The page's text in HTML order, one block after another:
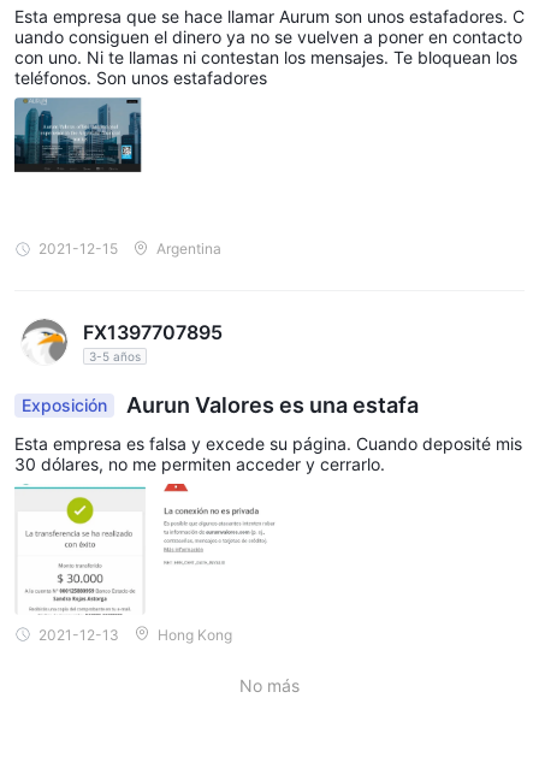
Esta empresa que se hace llamar Aurum son unos estafadores. C
uando consiguen el dinero ya no se vuelven a poner en contacto
con uno. Ni te llamas ni contestan los mensajes. Te bloquean los
teléfonos. Son unos estafadores
2021-12-15 Argentina
FX1397707895
3-5 años
Exposición Aurun Valores es una estafa
Esta empresa es falsa y excede su página. Cuando deposité mis
30 dólares, no me permiten acceder y cerrarlo.
2021-12-13 Hong Kong
No más